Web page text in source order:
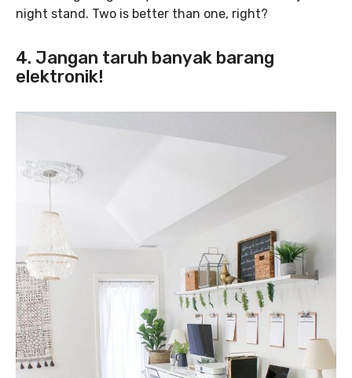
night stand. Two is better than one, right?
4. Jangan taruh banyak barang
elektronik!